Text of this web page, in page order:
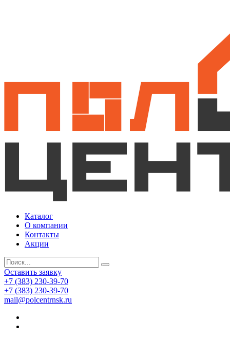
Каталог
О компании
Контакты
Акции
Оставить заявку
+7 (383) 230-39-70
+7 (383) 230-39-70
mail@polcentrnsk.ru